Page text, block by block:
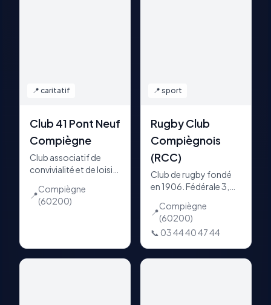
📍 caritatif
Club 41 Pont Neuf
Compiègne
Club associatif de
convivialité et de loisirs
rattaché au réseau
national Club 41.
📍
Compiègne
(60200)
📍 sport
Rugby Club
Compiègnois
(RCC)
Club de rugby fondé
en 1906. Fédérale 3,
labellisatis 2★ FFR
(250 jeunes), section
féminine, rugby loisir.
Stade dans l'écrin de la
Forêt de Compiègne.
📍
Compiègne
(60200)
📞 03 44 40 47 44